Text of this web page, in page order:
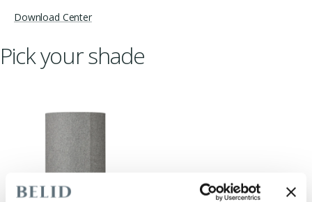
Download Center
Pick your shade